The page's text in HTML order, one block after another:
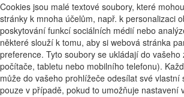
Cookies jsou malé textové soubory, které
stránky k mnoha účelům, např. k personalizaci
poskytování funkcí sociálních médií nebo
některé slouží k tomu, aby si webová stránka
preference. Tyto soubory se ukládají do
počítače, tabletu nebo mobilního telefonu).
může do vašeho prohlížeče odesílat své vlastní
pouze v případě, pokud to umožňuje nastavení